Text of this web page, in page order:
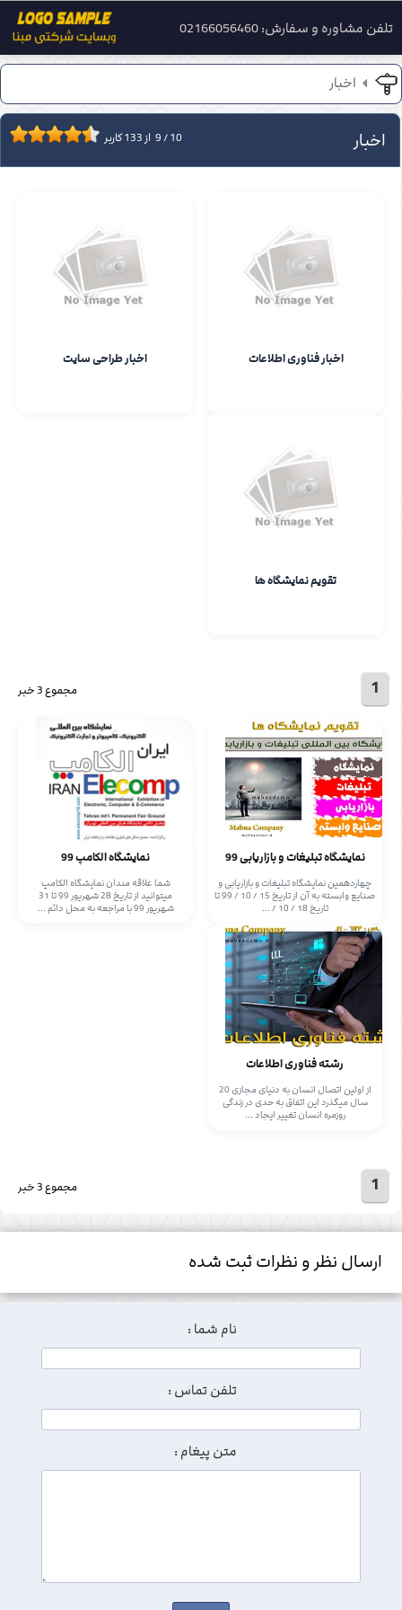
اخبار
اخبار 9/10 از 133کاربر
اخبار فناوری اطلاعات اخبار طراحی سایت
تقویم نمایشگاه ها
1 مجموع 3 خبر
نمایشگاه تبلیغات و بازاریابی 99
چهاردهمین نمایشگاه تبلیغات و بازاریابی و
صنایع وابسته به آن از تاریخ 15 / 10 / 99 تا
تاریخ 18 / 10 / ...
نمایشگاه الکامپ 99
شما علاقه مندان نمایشگاه الکامپ
میتوانید از تاریخ 28 شهریور 99 تا 31
شهریور 99 با مراجعه به محل دائم ...
رشته فناوری اطلاعات
از اولین اتصال انسان به دنیای مجازی 20
سال میگذرد این اتفاق به حدی در زندگی
روزمره انسان تغییر ایجاد ...
1 مجموع 3 خبر
ارسال نظر و نظرات ثبت شده
نام شما :
تلفن تماس :
متن پیغام :
تلفن مشاوره و سفارش: 02166056460